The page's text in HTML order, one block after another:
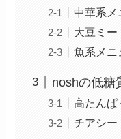
中華系メ
大豆ミー
魚系メニ
noshの低糖
高たんぱ
チアシー